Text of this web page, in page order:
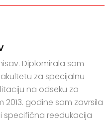
Diplomirala sam
za specijalnu
na odseku za
2013. godine sam zavrsila
specifična reedukacija